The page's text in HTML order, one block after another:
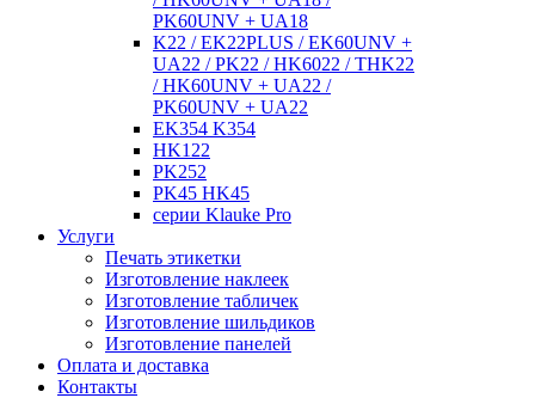
PK60UNV + UA18
K22 / EK22PLUS / EK60UNV +
UA22 / PK22 / HK6022 / THK22
/ HK60UNV + UA22 /
PK60UNV + UA22
EK354 K354
HK122
PK252
PK45 HK45
серии Klauke Pro
Услуги
Печать этикетки
Изготовление наклеек
Изготовление табличек
Изготовление шильдиков
Изготовление панелей
Оплата и доставка
Контакты